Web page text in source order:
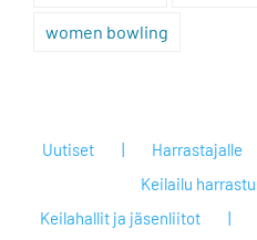
women bowling
Uutiset Harrastajalle
Keilailu
Keilahallit ja jäsenliitot